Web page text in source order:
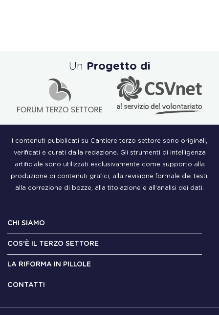
Un Progetto di
I contenuti pubblicati su Cantiere terzo settore sono originali,
verificati e curati dalla redazione. Gli strumenti di intelligenza
artificiale sono utilizzati esclusivamente come supporto alla
produzione di contenuti grafici, alla revisione formale dei testi,
alla correzione di bozze, alla titolazione e all'analisi dei dati.
CHI SIAMO
COS'È IL TERZO SETTORE
LA RIFORMA IN PILLOLE
CONTATTI